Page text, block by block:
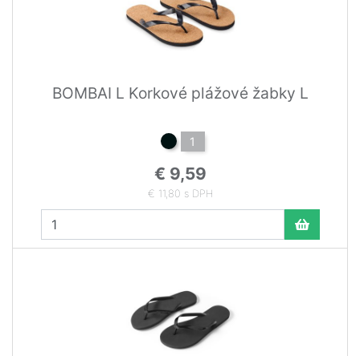
BOMBAI L Korkové plážové žabky L
1
€ 9,59
€ 11,80 s DPH